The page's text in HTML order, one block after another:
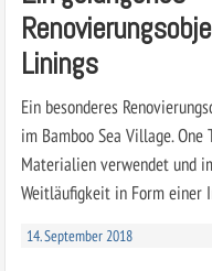
Linings
Ein besonderes
im Bamboo Sea Village.
Materialien verwendet und
Weitläufigkeit in Form einer
14. September 2018